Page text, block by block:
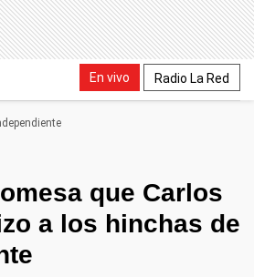
En vivo Radio La Red
que Carlos
a los hinchas de